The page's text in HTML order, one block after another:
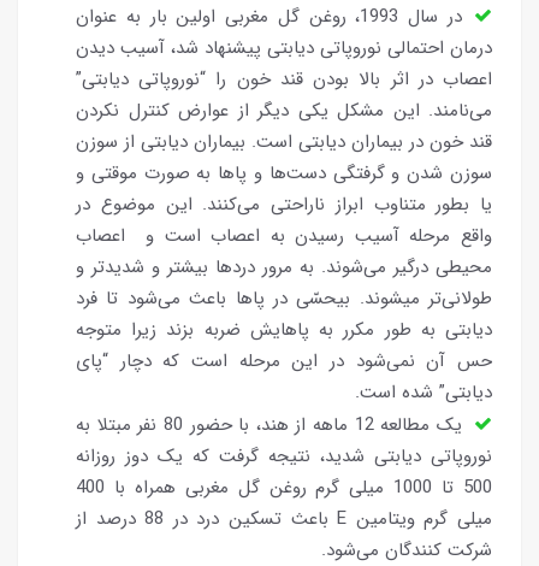
در سال 1993، روغن گل مغربی اولین بار به عنوان
درمان احتمالی نوروپاتی دیابتی پیشنهاد شد، آسیب دیدن
اعصاب در اثر بالا بودن قند خون را “نوروپاتی دیابتی”
می‌نامند. این مشکل یکی دیگر از عوارض کنترل نکردن
قند خون در بیماران دیابتی است. بیماران دیابتی‌ از سوزن
سوزن شدن و گرفتگی دست‌ها و پاها به صورت موقتی و
یا بطور متناوب ابراز ناراحتی می‌کنند. این موضوع در
واقع مرحله آسیب رسیدن به اعصاب است و اعصاب
محیطی درگیر می‌شوند. به مرور دردها بیشتر و شدیدتر و
طولانی‌تر میشوند. بیحسّی در پاها باعث می‌شود تا فرد
دیابتی به طور مکرر به پاهایش ضربه ‌بزند زیرا متوجه
حس آن نمی‌شود در این مرحله است که دچار “پای
دیابتی” شده است.
یک مطالعه 12 ماهه از هند، با حضور 80 نفر مبتلا به
نوروپاتی دیابتی شدید، نتیجه گرفت که یک دوز روزانه
500 تا 1000 میلی گرم روغن گل مغربی همراه با 400
میلی گرم ویتامین E باعث تسکین درد در 88 درصد از
شرکت کنندگان می‌شود.